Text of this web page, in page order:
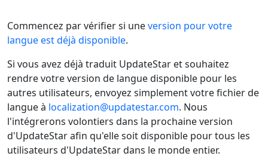
Commencez par vérifier si uneversion pour votre
langue est déjà disponible.
Si vous avez déjà traduit UpdateStar et souhaitez
rendre votre version de langue disponible pour les
autres utilisateurs, envoyez simplement votre fichier de
langue à localization@updatestar.com. Nous
l'intégrerons volontiers dans la prochaine version
d'UpdateStar afin qu'elle soit disponible pour tous les
utilisateurs d'UpdateStar dans le monde entier.